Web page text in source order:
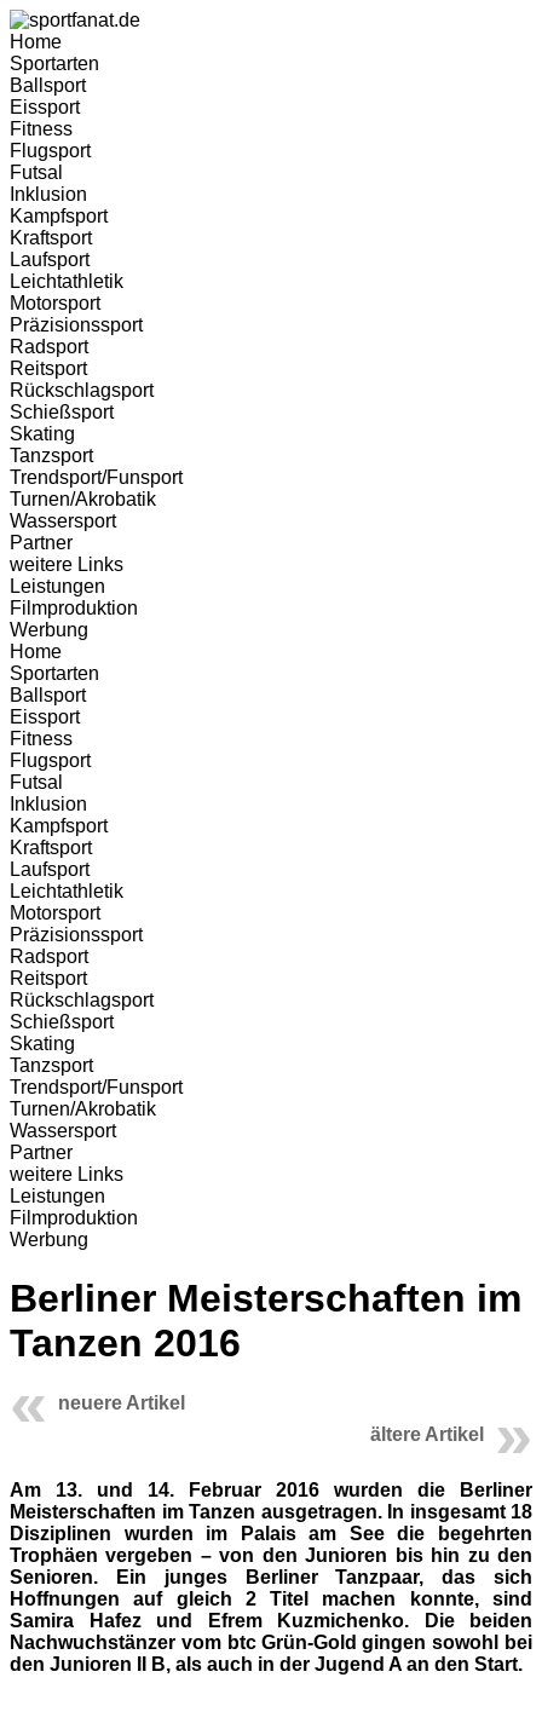
Zum
Inhalt
wechseln
Home
Sportarten
Ballsport
Eissport
Fitness
Flugsport
Futsal
Inklusion
Kampfsport
Kraftsport
Laufsport
Leichtathletik
Motorsport
Präzisionssport
Radsport
Reitsport
Rückschlagsport
Schießsport
Skating
Tanzsport
Trendsport/Funsport
Turnen/Akrobatik
Wassersport
Partner
weitere Links
Leistungen
Filmproduktion
Werbung
Menü
Home
Sportarten
Ballsport
Eissport
Fitness
Flugsport
Futsal
Inklusion
Kampfsport
Kraftsport
Laufsport
Leichtathletik
Motorsport
Präzisionssport
Radsport
Reitsport
Rückschlagsport
Schießsport
Skating
Tanzsport
Trendsport/Funsport
Turnen/Akrobatik
Wassersport
Partner
weitere Links
Leistungen
Filmproduktion
Werbung
Berliner Meisterschaften im
Tanzen 2016
neuere Artikel
ältere Artikel
Am 13. und 14. Februar 2016 wurden die Berliner
Meisterschaften im Tanzen ausgetragen. In insgesamt 18
Disziplinen wurden im Palais am See die begehrten
Trophäen vergeben – von den Junioren bis hin zu den
Senioren. Ein junges Berliner Tanzpaar, das sich
Hoffnungen auf gleich 2 Titel machen konnte, sind
Samira Hafez und Efrem Kuzmichenko. Die beiden
Nachwuchstänzer vom btc Grün-Gold gingen sowohl bei
den Junioren II B, als auch in der Jugend A an den Start.